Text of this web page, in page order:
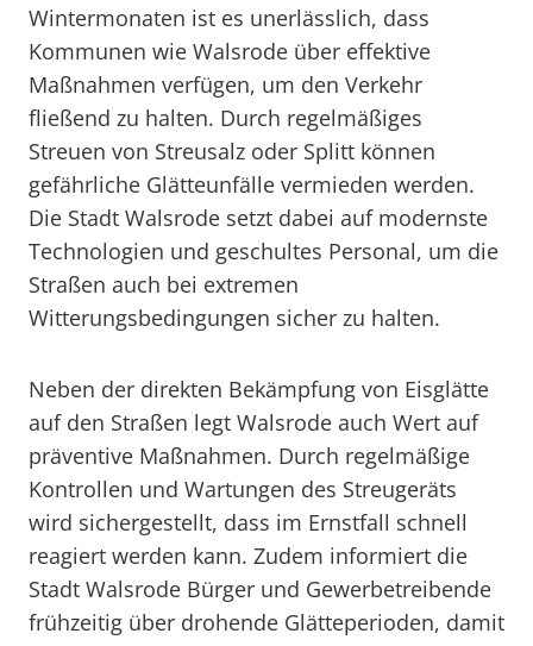
Wintermonaten ist es unerlässlich, dass
Kommunen wie Walsrode über effektive
Maßnahmen verfügen, um den Verkehr
fließend zu halten. Durch regelmäßiges
Streuen von Streusalz oder Splitt können
gefährliche Glätteunfälle vermieden werden.
Die Stadt Walsrode setzt dabei auf modernste
Technologien und geschultes Personal, um die
Straßen auch bei extremen
Witterungsbedingungen sicher zu halten.
Neben der direkten Bekämpfung von Eisglätte
auf den Straßen legt Walsrode auch Wert auf
präventive Maßnahmen. Durch regelmäßige
Kontrollen und Wartungen des Streugeräts
wird sichergestellt, dass im Ernstfall schnell
reagiert werden kann. Zudem informiert die
Stadt Walsrode Bürger und Gewerbetreibende
frühzeitig über drohende Glätteperioden, damit